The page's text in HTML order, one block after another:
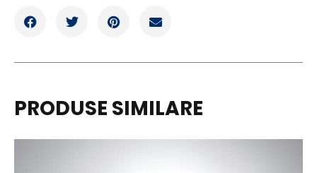
PRODUSE SIMILARE